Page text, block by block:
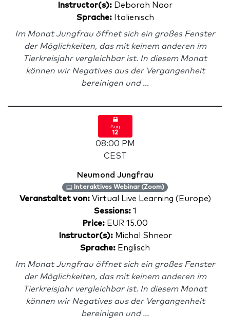
Instructor(s): Deborah Naor
Sprache:Italienisch
Im Monat Jungfrau öffnet sich ein großes Fenster
der Möglichkeiten, das mit keinem anderen im
Tierkreisjahr vergleichbar ist. In diesem Monat
können wir Negatives aus der Vergangenheit
bereinigen und ...
Aug
12
08:00 PM
CEST
Neumond Jungfrau
Interaktives Webinar (Zoom)
Veranstaltet von: Virtual Live Learning (Europe)
Sessions:1
Price: EUR 15.00
Instructor(s):Michal Shneor
Sprache: Englisch
Im Monat Jungfrau öffnet sich ein großes Fenster
der Möglichkeiten, das mit keinem anderen im
Tierkreisjahr vergleichbar ist. In diesem Monat
können wir Negatives aus der Vergangenheit
bereinigen und ...